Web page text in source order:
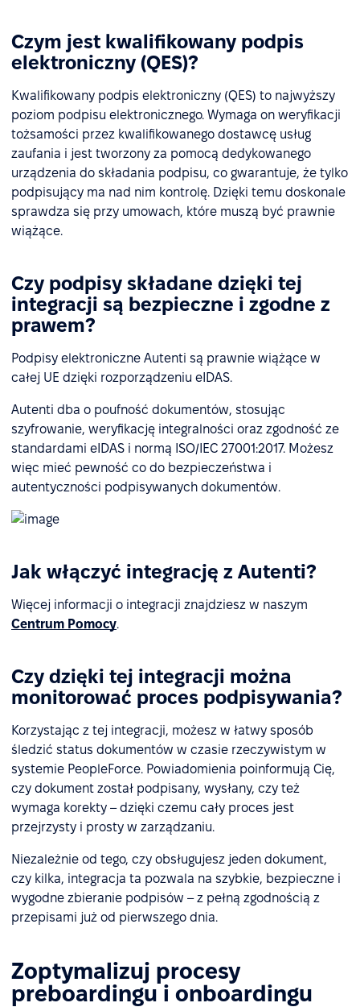
Czym jest kwalifikowany podpis
elektroniczny (QES)?
Kwalifikowany podpis elektroniczny (QES) to najwyższy
poziom podpisu elektronicznego. Wymaga on weryfikacji
tożsamości przez kwalifikowanego dostawcę usług
zaufania i jest tworzony za pomocą dedykowanego
urządzenia do składania podpisu, co gwarantuje, że tylko
podpisujący ma nad nim kontrolę. Dzięki temu doskonale
sprawdza się przy umowach, które muszą być prawnie
wiążące.
Czy podpisy składane dzięki tej
integracji są bezpieczne i zgodne z
prawem?
Podpisy elektroniczne Autenti są prawnie wiążące w
całej UE dzięki rozporządzeniu eIDAS.
Autenti dba o poufność dokumentów, stosując
szyfrowanie, weryfikację integralności oraz zgodność ze
standardami eIDAS i normą ISO/IEC 27001:2017. Możesz
więc mieć pewność co do bezpieczeństwa i
autentyczności podpisywanych dokumentów.
Jak włączyć integrację z Autenti?
Więcej informacji o integracji znajdziesz w naszym
Centrum Pomocy.
Czy dzięki tej integracji można
monitorować proces podpisywania?
Korzystając z tej integracji, możesz w łatwy sposób
śledzić status dokumentów w czasie rzeczywistym w
systemie PeopleForce. Powiadomienia poinformują Cię,
czy dokument został podpisany, wysłany, czy też
wymaga korekty – dzięki czemu cały proces jest
przejrzysty i prosty w zarządzaniu.
Niezależnie od tego, czy obsługujesz jeden dokument,
czy kilka, integracja ta pozwala na szybkie, bezpieczne i
wygodne zbieranie podpisów – z pełną zgodnością z
przepisami już od pierwszego dnia.
Zoptymalizuj procesy
preboardingu i onboardingu